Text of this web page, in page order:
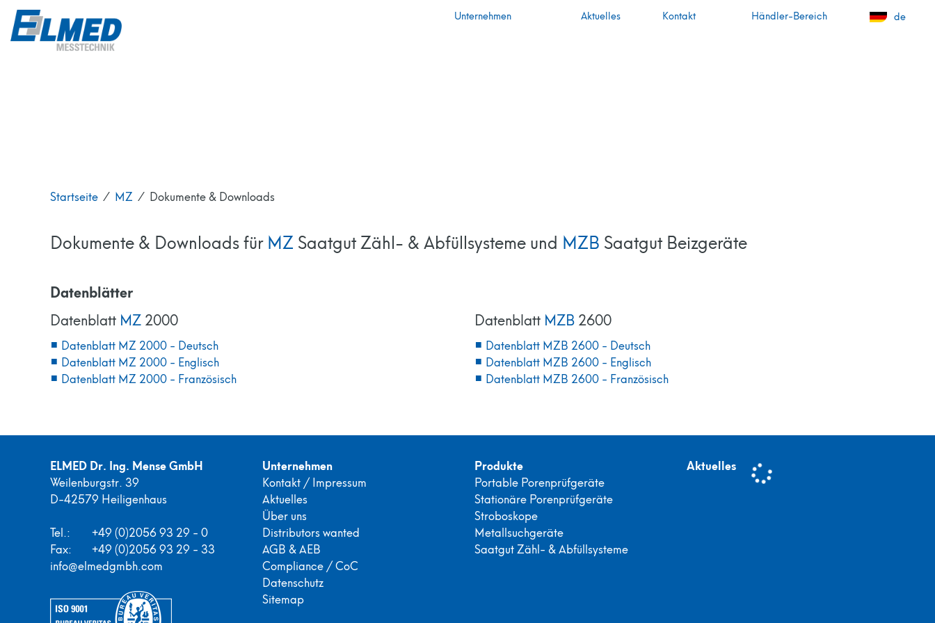
Unternehmen Aktuelles Kontakt Händler-Bereich de
Startseite ⁄ MZ ⁄ Dokumente & Downloads
Dokumente & Downloads fürMZ Saatgut Zähl- & Abfüllsysteme und MZB Saatgut Beizgeräte
Datenblätter
Datenblatt MZ2000
Datenblatt MZ 2000 - Deutsch
Datenblatt MZ 2000 - Englisch
Datenblatt MZ 2000 - Französisch
Datenblatt MZB2600
Datenblatt MZB 2600 - Deutsch
Datenblatt MZB 2600 - Englisch
Datenblatt MZB 2600 - Französisch
ELMED Dr. Ing. Mense GmbH
Weilenburgstr. 39
D-42579 Heiligenhaus
Tel.:
+49 (0)2056 93 29 - 0
Fax:
+49 (0)2056 93 29 - 33
info@elmedgmbh.com
Unternehmen
Kontakt / Impressum
Aktuelles
Über uns
Distributors wanted
AGB & AEB
Compliance / CoC
Datenschutz
Sitemap
Produkte
Portable Porenprüfgeräte
Stationäre Porenprüfgeräte
Stroboskope
Metallsuchgeräte
Saatgut Zähl- & Abfüllsysteme
Aktuelles